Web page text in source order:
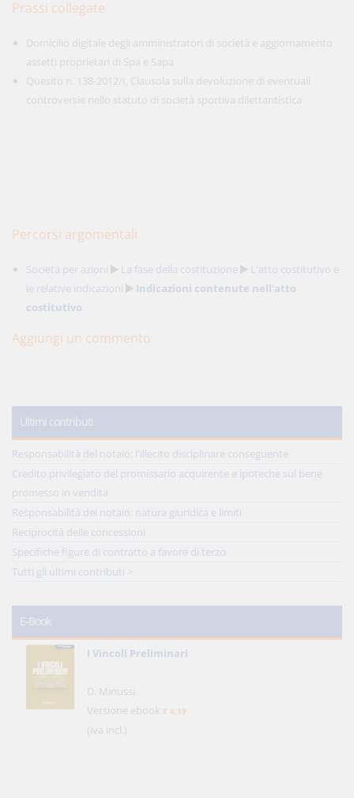
Prassi collegate
Domicilio digitale degli amministratori di società e aggiornamento
assetti proprietari di Spa e Sapa
Quesito n. 138-2012/I, Clausola sulla devoluzione di eventuali
controversie nello statuto di società sportiva dilettantistica
Percorsi argomentali
Società per azioni La fase della costituzione
L'atto costitutivo e
le relative indicazioni
Indicazioni contenute nell'atto
costitutivo
Aggiungi un commento
Ultimi contributi
Responsabilità del notaio: l'illecito disciplinare conseguente
Credito privilegiato del promissario acquirente e ipoteche sul bene
promesso in vendita
Responsabilità del notaio: natura giuridica e limiti
Reciprocità delle concessioni
Specifiche figure di contratto a favore di terzo
Tutti gli ultimi contributi >
E-Book
I Vincoli Preliminari
D. Minussi
Versione ebook € 4,19
(iva incl.)